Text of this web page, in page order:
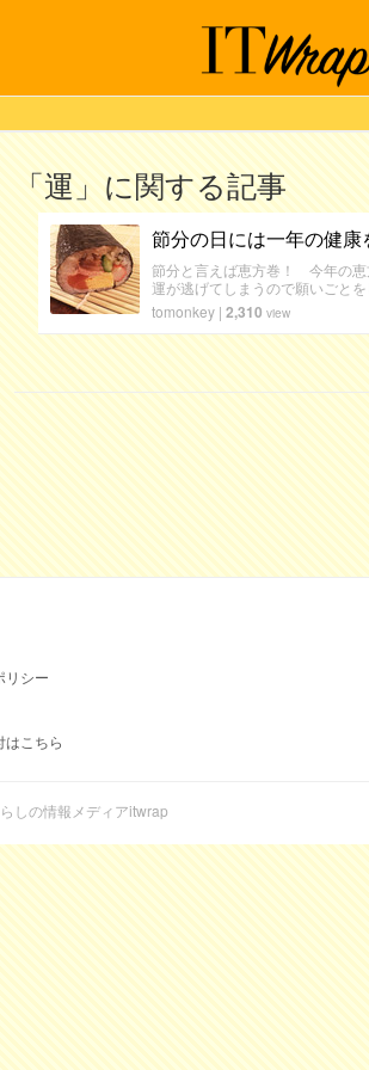
「運」に関する記事
節分の日には一年の健
節分と言えば恵方巻！ 今年の
運が逃げてしまうので願いごと
tomonkey| 2,310 view
リシー
はこちら
しの情報メディアitwrap